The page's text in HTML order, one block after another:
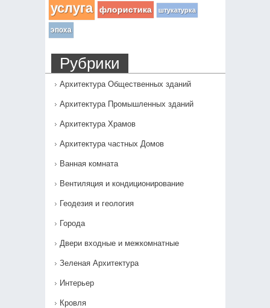
услуга флористика штукатурка
эпоха
Рубрики
Архитектура Общественных зданий
Архитектура Промышленных зданий
Архитектура Храмов
Архитектура частных Домов
Ванная комната
Вентиляция и кондиционирование
Геодезия и геология
Города
Двери входные и межкомнатные
Зеленая Архитектура
Интерьер
Кровля